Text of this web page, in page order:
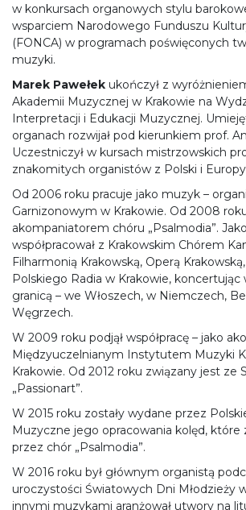
w konkursach organowych stylu
wsparciem Narodowego Funduszu
(FONCA) w programach poświęconych
muzyki.
Marek Pawełek ukończył z
Akademii Muzycznej w Krakowie na
Interpretacji i Edukacji Muzycznej.
organach rozwijał pod kierunkiem prof.
Uczestniczył w kursach mistrzowskich
znakomitych organistów z Polski i
Od 2006 roku pracuje jako muzyk –
Garnizonowym w Krakowie. Od 2008
akompaniatorem chóru „Psalmodia”.
współpracował z Krakowskim Chórem
Filharmonią Krakowską, Operą
Polskiego Radia w Krakowie, koncertując
granicą – we Włoszech, w Niemczech,
Węgrzech.
W 2009 roku podjął współpracę – jako
Międzyuczelnianym Instytutem Muzyki
Krakowie. Od 2012 roku związany jest ze
„Passionart”.
W 2015 roku zostały wydane przez
Muzyczne jego opracowania kolęd, które
przez chór „Psalmodia”.
W 2016 roku był głównym organistą
uroczystości Światowych Dni Młodzieży
innymi muzykami aranżował utwory na